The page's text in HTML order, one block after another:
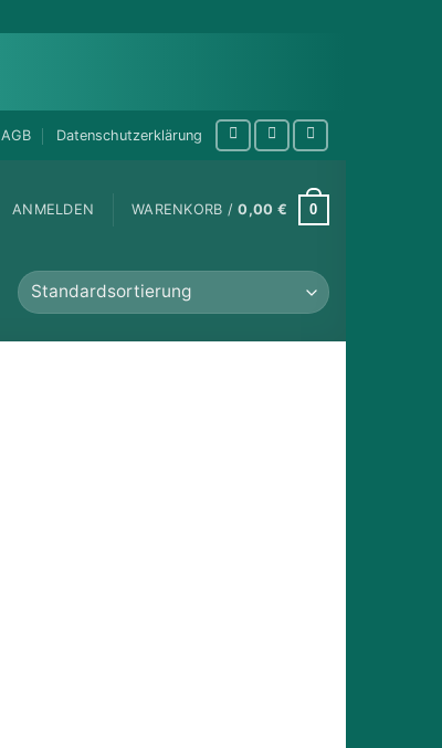
AGB Datenschutzerklärung
ANMELDEN WARENKORB /0,00 € 0